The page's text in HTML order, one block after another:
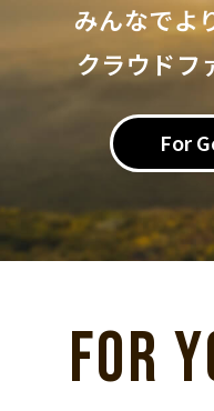
みんなでよ
クラウドフ
For
FOR